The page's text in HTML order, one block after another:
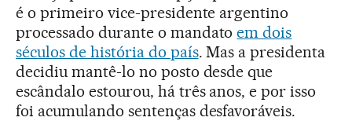
é o primeiro vice-presidente argentino
processado durante o mandatoem dois
séculos de história do país. Mas a presidenta
decidiu mantê-lo no posto desde que
escândalo estourou, há três anos, e por isso
foi acumulando sentenças desfavoráveis.